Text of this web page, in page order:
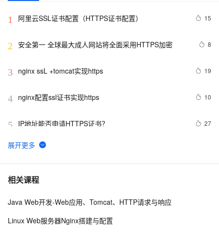
1 阿里云SSL证书配置（HTTPS证书配置） 15
2 安全第一 全球最大成人网站将全面采用HTTPS加密 8
3 nginx ssL +tomcat实现https 19
4 nginx配置ssl证书实现https 10
5 IP地址能否申请HTTPS证书？ 27
6 企业级Nginx实战-配置Https单向认证、双向认证
7 给面试官上一课：HTTPS是先进行TCP三次握手，再进
8 域名配置https时，请求无响应的解决方法
相关课程
Java Web开发-Web应用、Tomcat、HTTP请求与响应
Linux Web服务器Nginx搭建与配置